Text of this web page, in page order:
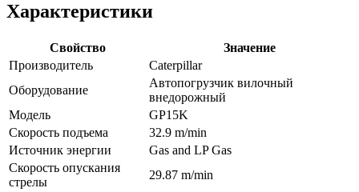
Характеристики
Свойство
Значение
Производитель
Caterpillar
Оборудование
Автопогрузчик вилочный
внедорожный
Модель
GP15K
Скорость подъема
32.9 m/min
Источник энергии
Gas and LP Gas
Скорость опускания
стрелы
29.87 m/min